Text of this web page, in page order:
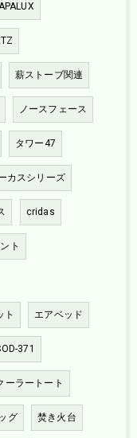
薪ストーブ関連
ノースフェース
タワー47
カスシリーズ
cridas
ト
ト エアベッド
371
ーラートート
グ 焚き火台